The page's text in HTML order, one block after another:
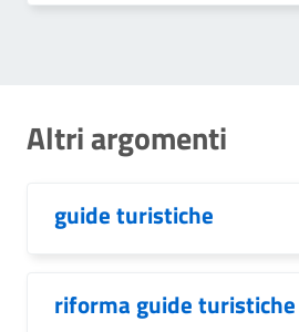
Altri argomenti
guide turistiche
riforma guide turistiche